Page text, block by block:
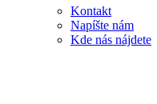
Kontakt
Napíšte nám
Kde nás nájdete